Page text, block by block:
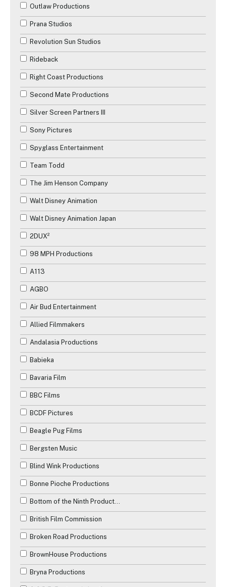
Outlaw Productions
Prana Studios
Revolution Sun Studios
Rideback
Right Coast Productions
Second Mate Productions
Silver Screen Partners III
Sony Pictures
Spyglass Entertainment
Team Todd
The Jim Henson Company
Walt Disney Animation
Walt Disney Animation Japan
2DUX²
98 MPH Productions
A113
AGBO
Air Bud Entertainment
Allied Filmmakers
Andalasia Productions
Babieka
Bavaria Film
BBC Films
BCDF Pictures
Beagle Pug Films
Bergsten Music
Blind Wink Productions
Bonne Pioche Productions
Bottom of the Ninth Productions
British Film Commission
Broken Road Productions
BrownHouse Productions
Bryna Productions